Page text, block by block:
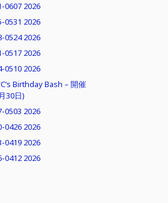
0607 2026
0531 2026
0524 2026
0517 2026
0510 2026
Birthday Bash – 開催
30日)
0503 2026
0426 2026
0419 2026
0412 2026